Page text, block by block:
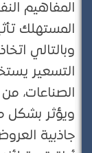
المفاهيم
المستهلك
وبالتالي
التسعير
الصناعات، من
ويؤثر بشكل
جاذبية